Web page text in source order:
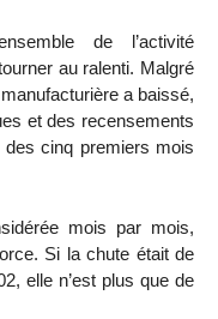
de l’activité
au ralenti. Malgré
a baissé,
et des recensements
cinq premiers mois
mois par mois,
Si la chute était de
elle n’est plus que de